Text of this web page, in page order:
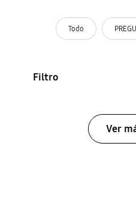
Todo
Filtro
Ver